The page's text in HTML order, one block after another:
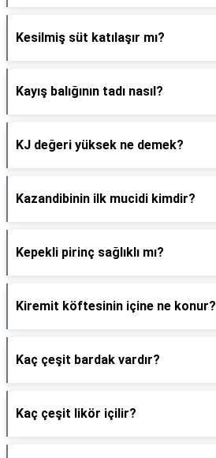
Kesilmiş süt katılaşır mı?
Kayış balığının tadı nasıl?
KJ değeri yüksek ne demek?
Kazandibinin ilk mucidi kimdir?
Kepekli pirinç sağlıklı mı?
Kiremit köftesinin içine ne konur?
Kaç çeşit bardak vardır?
Kaç çeşit likör içilir?